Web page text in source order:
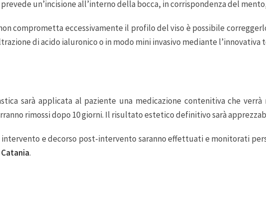
un’incisione all’interno della bocca, in corrispondenza del
comprometta eccessivamente il profilo del viso è possibile
di acido ialuronico o in modo mini invasivo mediante
sarà applicata al paziente una medicazione contenitiva che
rimossi dopo 10 giorni. Il risultato estetico definitivo sarà
e decorso post-intervento saranno effettuati e monitorati
.